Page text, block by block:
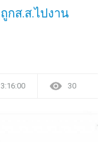
กส.ส.ไปงาน
30